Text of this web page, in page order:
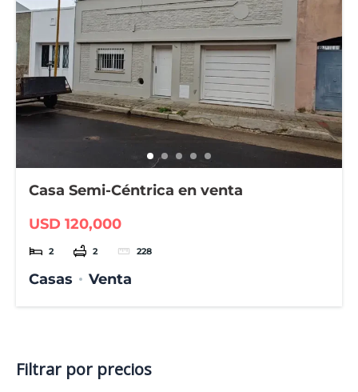
Casa Semi-Céntrica en venta
USD 120,000
2 2 228
Casas Venta
Filtrar por precios